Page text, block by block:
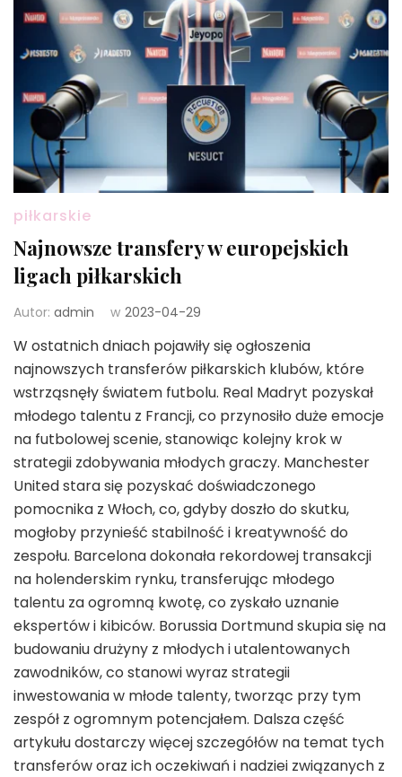
piłkarskie
Najnowsze transfery w europejskich
ligach piłkarskich
Autor: admin w 2023-04-29
W ostatnich dniach pojawiły się ogłoszenia
najnowszych transferów piłkarskich klubów, które
wstrząsnęły światem futbolu. Real Madryt pozyskał
młodego talentu z Francji, co przynosiło duże emocje
na futbolowej scenie, stanowiąc kolejny krok w
strategii zdobywania młodych graczy. Manchester
United stara się pozyskać doświadczonego
pomocnika z Włoch, co, gdyby doszło do skutku,
mogłoby przynieść stabilność i kreatywność do
zespołu. Barcelona dokonała rekordowej transakcji
na holenderskim rynku, transferując młodego
talentu za ogromną kwotę, co zyskało uznanie
ekspertów i kibiców. Borussia Dortmund skupia się na
budowaniu drużyny z młodych i utalentowanych
zawodników, co stanowi wyraz strategii
inwestowania w młode talenty, tworząc przy tym
zespół z ogromnym potencjałem. Dalsza część
artykułu dostarczy więcej szczegółów na temat tych
transferów oraz ich oczekiwań i nadziei związanych z